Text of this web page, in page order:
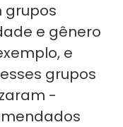
grupos
e gênero
e
grupos
-